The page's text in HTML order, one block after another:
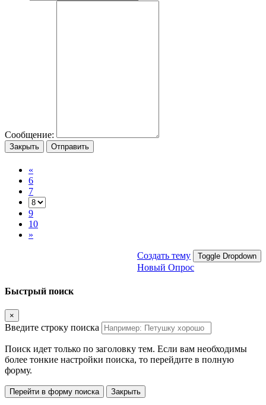
Сообщение:
Закрыть Отправить
«
6
7
9
10
»
Создать тему Toggle Dropdown
Новый Опрос
Быстрый поиск
×
Введите строку поиска
Поиск идет только по заголовку тем. Если вам необходимы
более тонкие настройки поиска, то перейдите в полную
форму.
Перейти в форму поиска Закрыть